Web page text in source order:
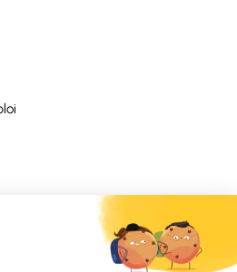
Ouvrages fonctionnels
- Tertiaires